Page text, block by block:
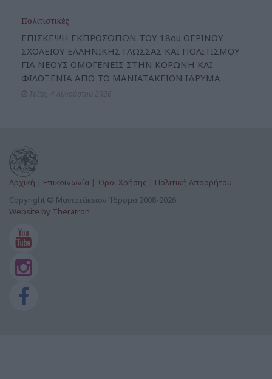
Πολιτιστικές
ΕΠΙΣΚΕΨΗ ΕΚΠΡΟΣΩΠΩΝ ΤΟΥ 18ου ΘΕΡΙΝΟΥ
ΣΧΟΛΕΙΟΥ ΕΛΛΗΝΙΚΗΣ ΓΛΩΣΣΑΣ ΚΑΙ ΠΟΛΙΤΙΣΜΟΥ
ΓΙΑ ΝΕΟΥΣ ΟΜΟΓΕΝΕΙΣ ΣΤΗΝ ΚΟΡΩΝΗ ΚΑΙ
ΦΙΛΟΞΕΝΙΑ ΑΠΟ ΤΟ ΜΑΝΙΑΤΑΚΕΙΟΝ ΙΔΡΥΜΑ
Αρχική | Επικοινωνία | Όροι Χρήσης | Πολιτική Απορρήτου
Copyright © Μανιατάκειον Ίδρυμα 2008-2026
Website by Theratron